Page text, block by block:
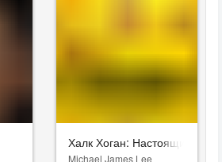
Халк Хоган: Настоящий
Michael James Lee